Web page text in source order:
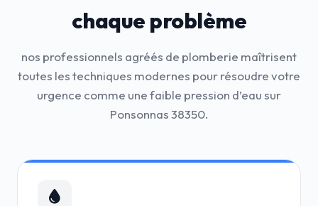
chaque problème
nos professionnels agréés de plomberie maîtrisent
toutes les techniques modernes pour résoudre votre
urgence comme une faible pression d’eau sur
Ponsonnas 38350.